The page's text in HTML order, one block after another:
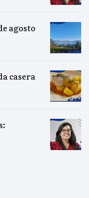
agosto
casera